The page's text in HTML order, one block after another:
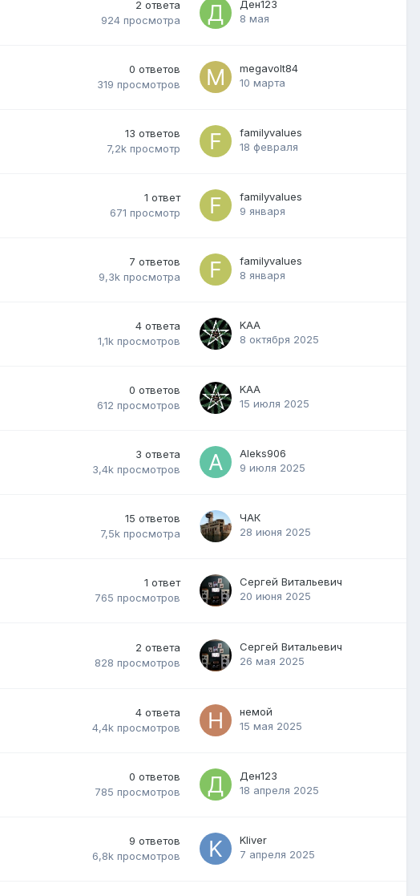
2 ответа
924 просмотра
Ден123
8 мая
0 ответов
319 просмотров
megavolt84
10 марта
13 ответов
7,2k просмотр
familyvalues
18 февраля
1 ответ
671 просмотр
familyvalues
9 января
7 ответов
9,3k просмотра
familyvalues
8 января
4 ответа
1,1k просмотров
KAA
8 октября 2025
0 ответов
612 просмотров
KAA
15 июля 2025
3 ответа
3,4k просмотров
Aleks906
9 июля 2025
15 ответов
7,5k просмотра
ЧАК
28 июня 2025
1 ответ
765 просмотров
Сергей Витальевич
20 июня 2025
2 ответа
828 просмотров
Сергей Витальевич
26 мая 2025
4 ответа
4,4k просмотров
немой
15 мая 2025
0 ответов
785 просмотров
Ден123
18 апреля 2025
9 ответов
6,8k просмотров
Kliver
7 апреля 2025